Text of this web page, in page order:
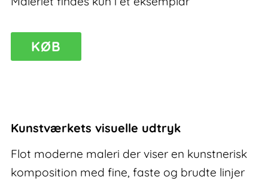
Jungle
II
antal
KØB
Kunstværkets visuelle udtryk
Flot moderne maleri der viser en kunstnerisk
komposition med fine, faste og brudte linjer